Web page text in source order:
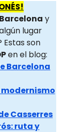
y
lugar
son
en el blog:
Barcelona
modernismo
Casserres
ruta y